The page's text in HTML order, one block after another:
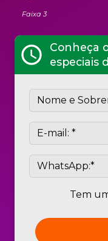
Faixa 3
schedule
Conheça
especiais
Tem